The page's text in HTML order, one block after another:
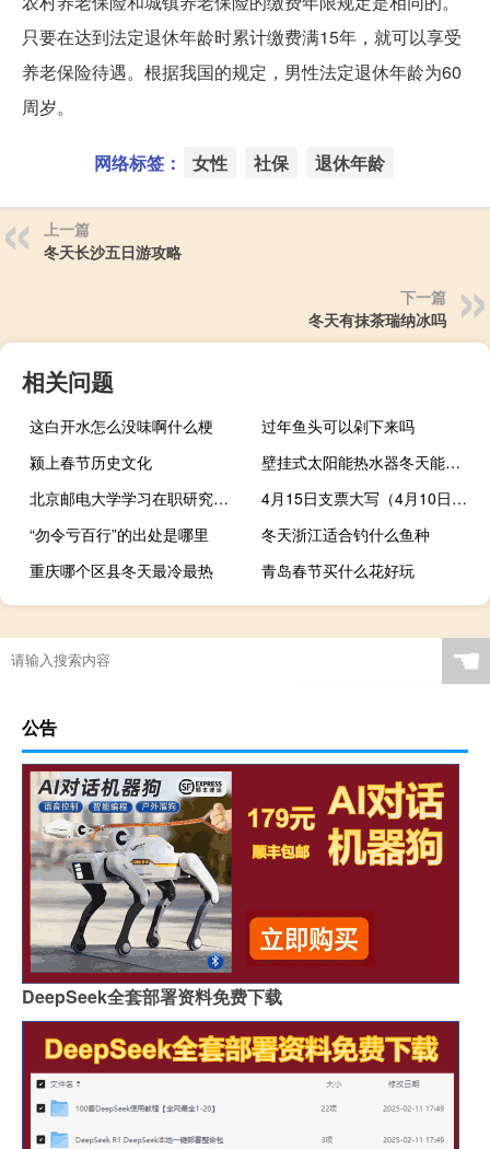
只要在达到法定退休年龄时累计缴费满15年，就可以享受
养老保险待遇。根据我国的规定，男性法定退休年龄为60
周岁。
网络标签： 女性 社保 退休年龄
上一篇
冬天长沙五日游攻略
下一篇
冬天有抹茶瑞纳冰吗
相关问题
这白开水怎么没味啊什么梗
过年鱼头可以剁下来吗
颍上春节历史文化
壁挂式太阳能热水器冬天能用吗（太阳能热水器冬天能用吗）
北京邮电大学学习在职研究课程毕业后是可以提升学历的吗
4月15日支票大写（4月10日支票大写）
“勿令亏百行”的出处是哪里
冬天浙江适合钓什么鱼种
重庆哪个区县冬天最冷最热
青岛春节买什么花好玩
☚
公告
DeepSeek全套部署资料免费下载